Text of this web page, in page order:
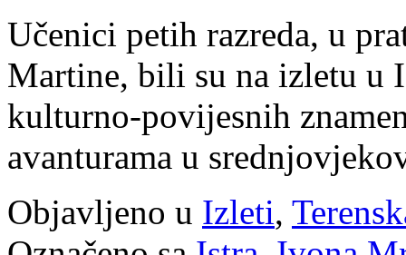
Učenici petih razreda, u
Martine, bili su na izletu u
kulturno-povijesnih
avanturama u
Objavljeno u Izleti,